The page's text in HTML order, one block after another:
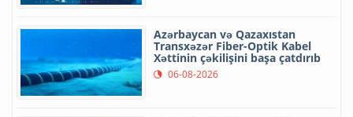
Azərbaycan və Qazaxıstan
Transxəzər Fiber-Optik Kabel
Xəttinin çəkilişini başa çatdırıb
06-08-2026